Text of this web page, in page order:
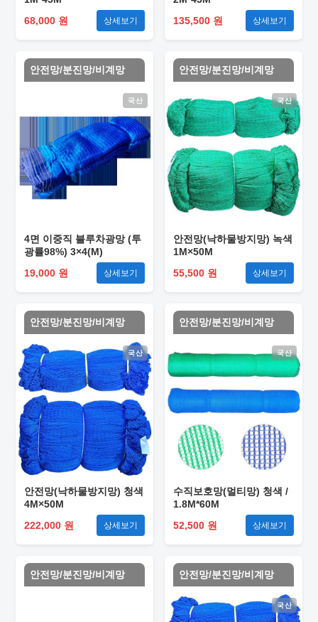
68,000 원
상세보기
135,500 원
상세보기
안전망/분진망/비계망
국산
4면 이중직 블루차광망 (투
광률98%) 3×4(M)
19,000 원
상세보기
안전망/분진망/비계망
국산
안전망(낙하물방지망) 녹색
1M×50M
55,500 원
상세보기
안전망/분진망/비계망
국산
안전망(낙하물방지망) 청색
4M×50M
222,000 원
상세보기
안전망/분진망/비계망
국산
수직보호망(멀티망) 청색 /
1.8M*60M
52,500 원
상세보기
안전망/분진망/비계망 안전망/분진망/비계망
국산